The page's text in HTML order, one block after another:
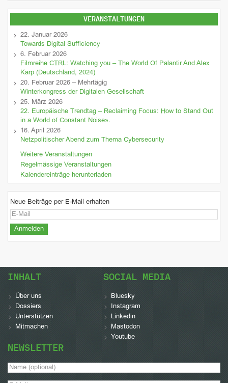
VERANSTALTUNGEN
22. Januar 2026
Towards Digital Sufficiency
6. Februar 2026
Filmreihe CTRL: Watching you – The World Of Palantir And Alex
Karp (Deutschland, 2024)
20. Februar 2026 – Mehrtägig
Winterkongress der Digitalen Gesellschaft
25. März 2026
22. Europäische Trendtag – Reclaiming Focus: How to Stand Out
in a World of Constant Noise».
16. April 2026
Netzpolitischer Abend zum Thema Cybersecurity
Weitere Veranstaltungen
Regelmässige Veranstaltungen
Kalendereinträge herunterladen
Neue Beiträge per E-Mail erhalten
INHALT
Über uns
Dossiers
Unterstützen
Mitmachen
SOCIAL MEDIA
Bluesky
Instagram
Linkedin
Mastodon
Youtube
NEWSLETTER